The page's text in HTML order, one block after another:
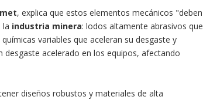
, explica que estos elementos mecánicos "deben
la industria minera: lodos altamente abrasivos que
variables que aceleran su desgaste y
desgaste acelerado en los equipos, afectando
diseños robustos y materiales de alta